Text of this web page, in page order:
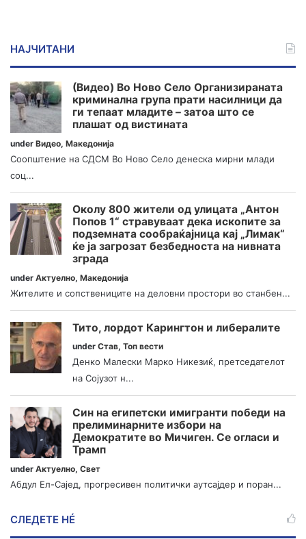
НАЈЧИТАНИ
(Видео) Во Ново Село Организираната
криминална група прати насилници да
ги тепаат младите – затоа што се
плашат од вистината
under Видео, Македонија
Соопштение на СДСМ Во Ново Село денеска мирни млади
соц...
Околу 800 жители од улицата „Антон
Попов 1“ стравуваат дека ископите за
подземната сообраќајница кај „Лимак“
ќе ја загрозат безбедноста на нивната
зграда
under Актуелно, Македонија
Жителите и сопствениците на деловни простори во станбен...
Тито, лордот Карингтон и либералите
under Став, Топ вести
Денко Малески Марко Никезиќ, претседателот
на Сојузот н...
Син на египетски имигранти победи на
прелиминарните избори на
Демократите во Мичиген. Се огласи и
Трамп
under Актуелно, Свет
Абдул Ел-Сајед, прогресивен политички аутсајдер и поран...
СЛЕДЕТЕ НÉ